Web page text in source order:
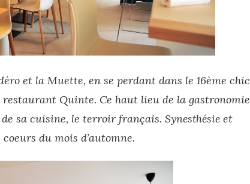
et la Muette, en se perdant dans le 16ème chic
Quinte. Ce haut lieu de la gastronomie
sa cuisine, le terroir français. Synesthésie et
du mois d’automne.